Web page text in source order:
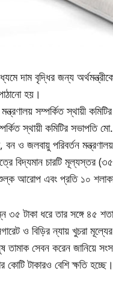
দাম বৃদ্ধির জন্য
হয়।
সম্পর্কিত স্থায়ী
স্থায়ী কমিটির সভাপতি
ও জলবায়ু পরিবর্তন
বিদ্যমান চারটি
আরোপ এবং প্রতি ১০
৩৫ টাকা ধরে তার সঙ্গে
ও বিড়ির ন্যায় খুচরা
তামাক সেবন করেন জানিয়ে
কোটি টাকারও বেশি ক্ষতি হচ্ছে।